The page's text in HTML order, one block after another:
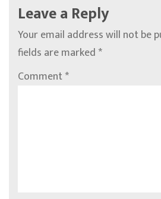
Leave a Reply
Your email address will not be
fields are marked*
Comment*